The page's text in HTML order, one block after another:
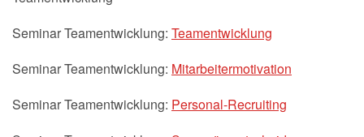
Seminar Teamentwicklung: Teamentwicklung
Seminar Teamentwicklung: Mitarbeitermotivation
Seminar Teamentwicklung: Personal-Recruiting